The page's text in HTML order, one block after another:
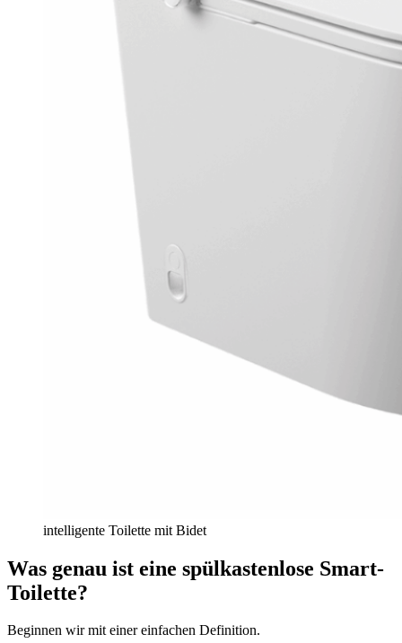
intelligente Toilette mit Bidet
Was genau ist eine spülkastenlose Smart-
Toilette?
Beginnen wir mit einer einfachen Definition.